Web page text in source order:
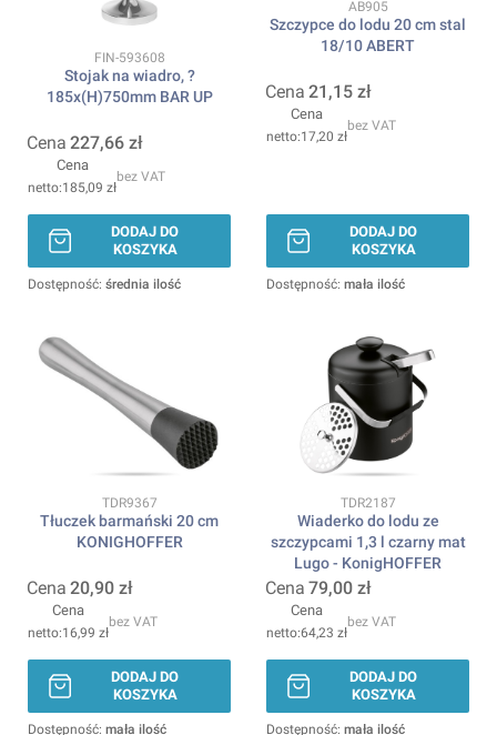
Kod produktu
FIN-593608
Stojak na wiadro, ?
185x(H)750mm BAR UP
Cena 227,66 zł
Cena
185,09 zł
bez VAT
DODAJ DO
KOSZYKA
Dostępność: średnia ilość
Kod produktu
AB905
Szczypce do lodu 20 cm stal
18/10 ABERT
Cena 21,15 zł
Cena
17,20 zł
bez VAT
DODAJ DO
KOSZYKA
Dostępność: mała ilość
Kod produktu
TDR9367
Tłuczek barmański 20 cm
KONIGHOFFER
Cena 20,90 zł
Cena
16,99 zł
bez VAT
DODAJ DO
KOSZYKA
Dostępność: mała ilość
Kod produktu
TDR2187
Wiaderko do lodu ze
szczypcami 1,3 l czarny mat
Lugo - KonigHOFFER
Cena 79,00 zł
Cena
64,23 zł
bez VAT
DODAJ DO
KOSZYKA
Dostępność: mała ilość